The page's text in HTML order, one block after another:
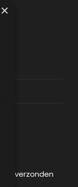
verzonden
×